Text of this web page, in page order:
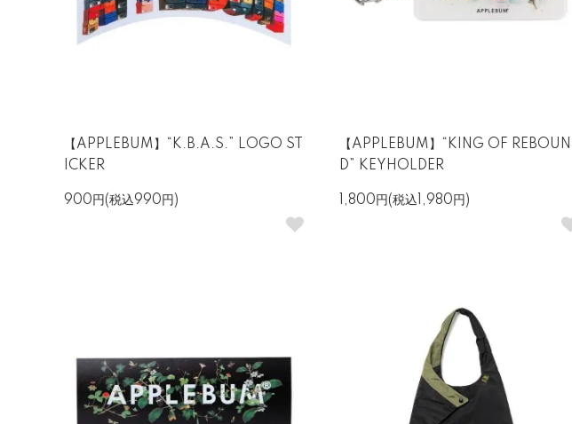
【APPLEBUM】“K.B.A.S.” LOGO ST
ICKER
900円(税込990円)
【APPLEBUM】“KING OF REBOUN
D” KEYHOLDER
1,800円(税込1,980円)